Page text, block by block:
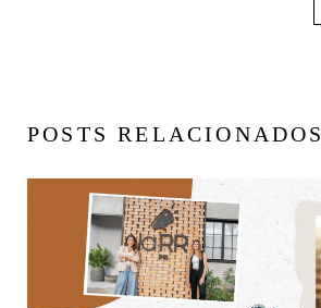
POSTS RELACIONADOS